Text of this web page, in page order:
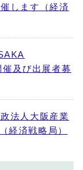
します（経済
及び出展者募
法人大阪産業
経済戦略局）